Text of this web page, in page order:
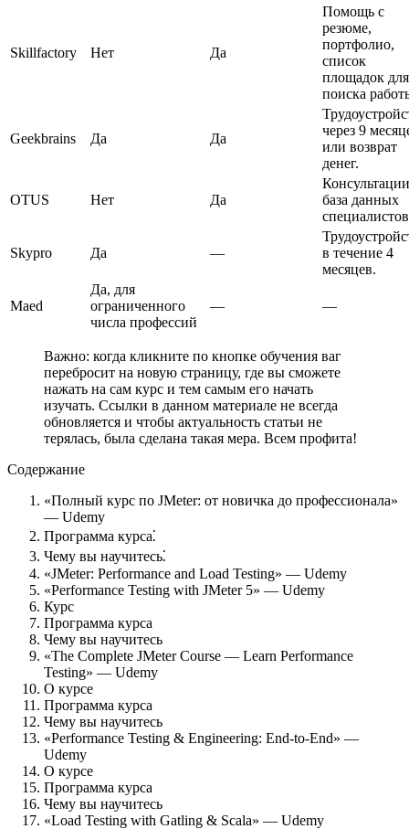
Skillfactory Нет Да
Помощь с
резюме,
портфолио,
список
площадок для
поиска
Geekbrains Да Да
через 9
или возврат
денег.
OTUS Нет Да
база данных
Skypro Да —
в течение 4
месяцев.
Maed
Да, для
ограниченного
числа профессий
— —
Важно: когда кликните по кнопке обучения ваг
перебросит на новую страницу, где вы сможете
нажать на сам курс и тем самым его начать
изучать. Ссылки в данном материале не всегда
обновляется и чтобы актуальность статьи не
терялась, была сделана такая мера. Всем профита!
Содержание
«Полный курс по JMeter: от новичка до профессионала»
— Udemy
Программа курса⁚
Чему вы научитесь⁚
«JMeter: Performance and Load Testing» — Udemy
«Performance Testing with JMeter 5» — Udemy
Курс
Программа курса
Чему вы научитесь
«The Complete JMeter Course — Learn Performance
Testing» — Udemy
О курсе
Программа курса
Чему вы научитесь
«Performance Testing & Engineering: End-to-End» —
Udemy
О курсе
Программа курса
Чему вы научитесь
«Load Testing with Gatling & Scala» — Udemy